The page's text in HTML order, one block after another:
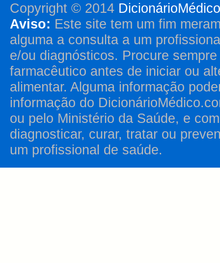
Copyright © 2014
Aviso: Este site tem um fim
alguma a consulta a um
e/ou diagnósticos. Procure
farmacêutico antes de iniciar ou
alimentar. Alguma informação
informação do
ou pelo Ministério da Saúde, e
diagnosticar, curar, tratar ou
um profissional de saúde.